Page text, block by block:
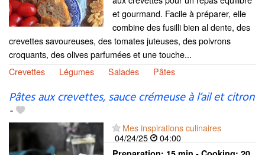
et gourmand. Facile à préparer, elle
combine des fusilli bien al dente, des
crevettes savoureuses, des tomates juteuses, des poivrons
croquants, des olives parfumées et une touche...
Crevettes
Légumes Salades Pâtes
Pâtes aux crevettes, sauce crémeuse à l’ail et citron
-
Mes inspirations culinaires
04/24/25
04:00